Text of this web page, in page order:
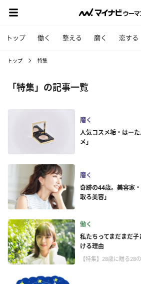
トップ 働く 整える 磨く 恋する
トップ 特集
「特集」の記事一覧
磨く
人気コスメ垢・はー
メ」
磨く
奇跡の44歳。美容家
取る美容」
働く
私たちってまだまだ
ける理由
【特集】28歳に贈る28